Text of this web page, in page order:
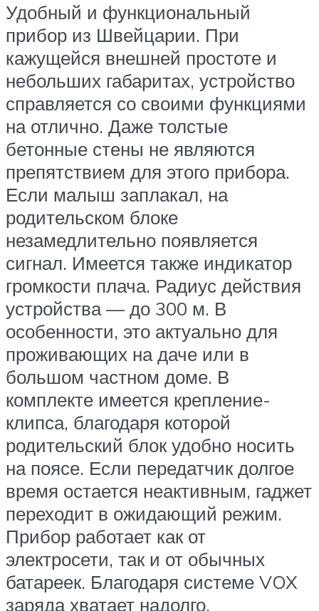
Удобный и функциональный
прибор из Швейцарии. При
кажущейся внешней простоте и
небольших габаритах, устройство
справляется со своими функциями
на отлично. Даже толстые
бетонные стены не являются
препятствием для этого прибора.
Если малыш заплакал, на
родительском блоке
незамедлительно появляется
сигнал. Имеется также индикатор
громкости плача. Радиус действия
устройства — до 300 м. В
особенности, это актуально для
проживающих на даче или в
большом частном доме. В
комплекте имеется крепление-
клипса, благодаря которой
родительский блок удобно носить
на поясе. Если передатчик долгое
время остается неактивным, гаджет
переходит в ожидающий режим.
Прибор работает как от
электросети, так и от обычных
батареек. Благодаря системе VOX
заряда хватает надолго.